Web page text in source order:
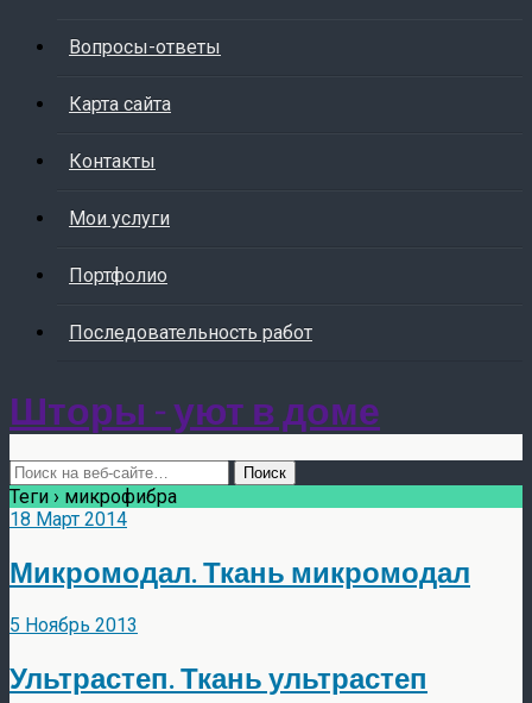
Вопросы-ответы
Карта сайта
Контакты
Мои услуги
Портфолио
Последовательность работ
Шторы - уют в доме
Теги › микрофибра
18 Март 2014
Микромодал. Ткань микромодал
5 Ноябрь 2013
Ультрастеп. Ткань ультрастеп